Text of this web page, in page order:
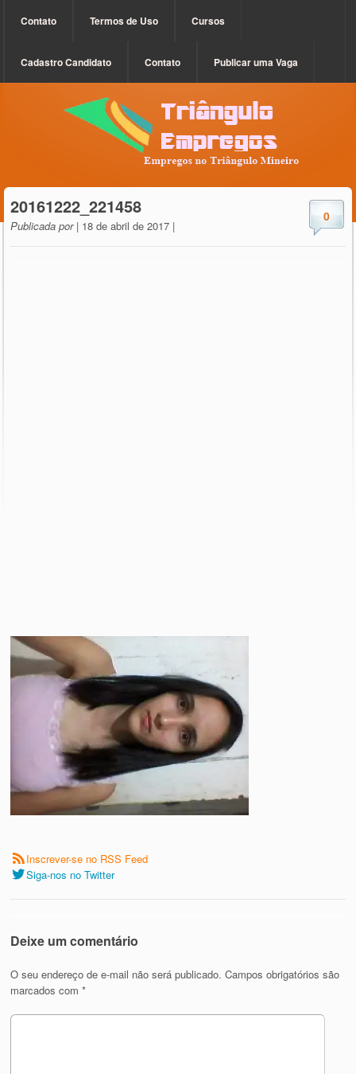
Contato Termos de Uso Cursos
Cadastro Candidato Contato Publicar uma Vaga
0
20161222_221458
Publicada por| 18 de abril de 2017 |
Inscrever-se no RSS Feed
Siga-nos no Twitter
Deixe um comentário
O seu endereço de e-mail não será publicado. Campos obrigatórios são
marcados com*